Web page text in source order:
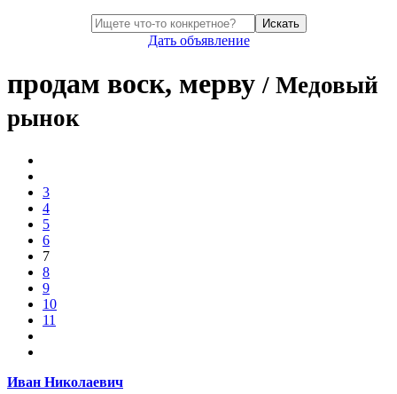
Искать
Дать объявление
продам воск, мерву/ Медовый
рынок
3
4
5
6
7
8
9
10
11
Иван Николаевич